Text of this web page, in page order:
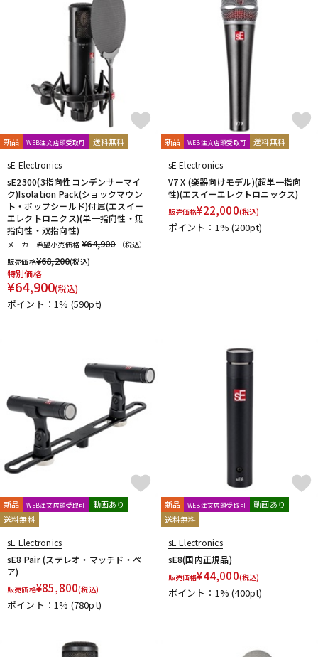
新品 WEB注文店頭受取可 送料無料
sE Electronics
sE2300(3指向性コンデンサーマイ
ク)Isolation Pack(ショックマウン
ト・ポップシールド)付属(エスイー
エレクトロニクス)(単一指向性・無
指向性・双指向性)
メーカー希望小売価格 ¥64,900
（税込）
販売価格¥68,200(税込)
特別価格
¥64,900(税込)
ポイント：1% (590pt)
新品 WEB注文店頭受取可 送料無料
sE Electronics
V7 X (楽器向けモデル)(超単一指向
性)(エスイーエレクトロニックス)
販売価格¥22,000(税込)
ポイント：1%(200pt)
新品 WEB注文店頭受取可
動画あり
送料無料
sE Electronics
sE8 Pair (ステレオ・マッチド・ペ
ア)
販売価格¥85,800(税込)
ポイント：1% (780pt)
新品 WEB注文店頭受取可
動画あり
送料無料
sE Electronics
sE8(国内正規品)
販売価格¥44,000(税込)
ポイント：1%(400pt)